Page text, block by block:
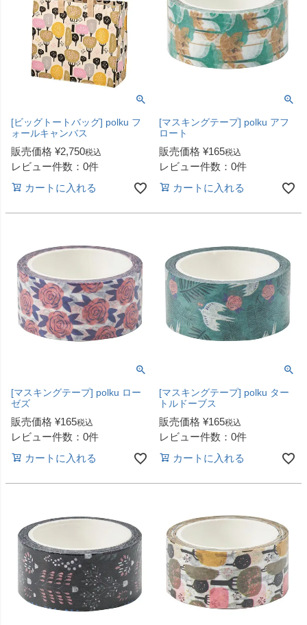
[ビッグトートバッグ] polku フ
ォールキャンバス
販売価格 ¥2,750税込
レビュー件数：0件
カートに入れる
[マスキングテープ] polku アフ
ロート
販売価格 ¥165税込
レビュー件数：0件
カートに入れる
[マスキングテープ] polku ロー
ゼズ
販売価格 ¥165税込
レビュー件数：0件
カートに入れる
[マスキングテープ] polku ター
トルドーブス
販売価格 ¥165税込
レビュー件数：0件
カートに入れる